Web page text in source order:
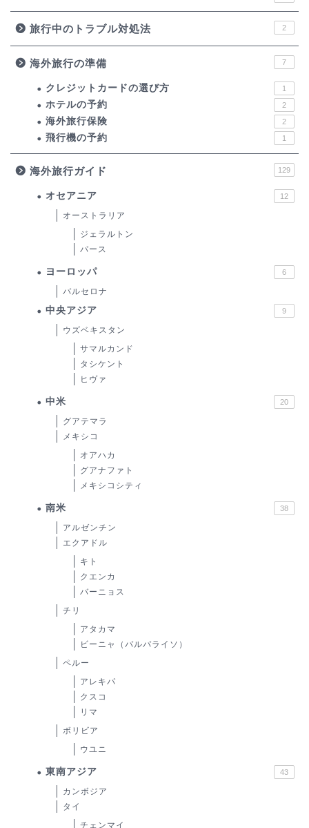
旅行中のトラブル対処法 2
海外旅行の準備 7
クレジットカードの選び方 1
ホテルの予約 2
海外旅行保険 2
飛行機の予約 1
海外旅行ガイド 129
オセアニア 12
オーストラリア
ジェラルトン
パース
ヨーロッパ 6
バルセロナ
中央アジア 9
ウズベキスタン
サマルカンド
タシケント
ヒヴァ
中米 20
グアテマラ
メキシコ
オアハカ
グアナファト
メキシコシティ
南米 38
アルゼンチン
エクアドル
キト
クエンカ
バーニョス
チリ
アタカマ
ビーニャ（バルパライソ）
ペルー
アレキパ
クスコ
リマ
ボリビア
ウユニ
東南アジア 43
カンボジア
タイ
チェンマイ